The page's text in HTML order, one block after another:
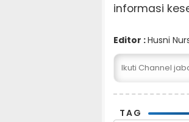
informasi
Editor :Husni
Ikuti Channel
TAG